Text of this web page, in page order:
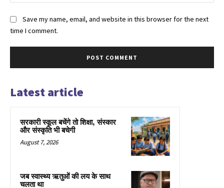
Save my name, email, and website in this browser for the next
time I comment.
Latest article
सरकारी स्कूल बचेंगे तो शिक्षा, संस्कार
और संस्कृति भी बचेगी
August 7, 2026
जब स्वास्थ्य ऋतुओं की लय के साथ
चलता था